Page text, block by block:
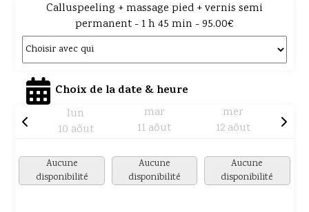
Calluspeeling + massage pied + vernis semi
permanent - 1 h 45 min - 95.00€
Choix de la date & heure
lun
10 aôut
mar
11 aôut
mer
12 aôut
Aucune
disponibilité
Aucune
disponibilité
Aucune
disponibilité